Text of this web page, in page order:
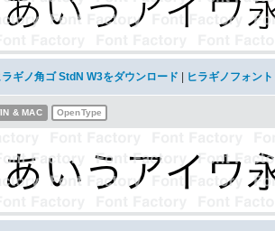
ラギノ角ゴ StdN W3をダウンロード ヒラギノフォント
& MAC OpenType